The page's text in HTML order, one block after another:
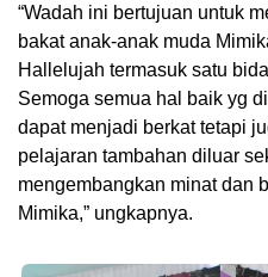
“Wadah ini bertujuan untuk
bakat anak-anak muda
Hallelujah termasuk satu
Semoga semua hal baik yg
dapat menjadi berkat tetapi
pelajaran tambahan diluar
mengembangkan minat dan
Mimika,” ungkapnya.